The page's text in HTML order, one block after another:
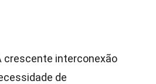
crescente interconexão
de